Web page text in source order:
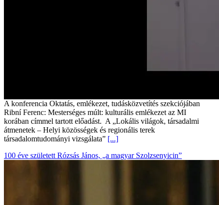
A konferencia Oktatás, emlékezet, tudásközvetítés szekciójában
Ribní Ferenc: Mesterséges múlt: kulturális emlékezet az MI
korában címmel tartott előadást. A „Lokális világok, társadalmi
átmenetek – Helyi közösségek és regionális terek
társadalomtudományi vizsgálata” [...]
100 éve született Rózsás János, „a magyar Szolzsenyicin”